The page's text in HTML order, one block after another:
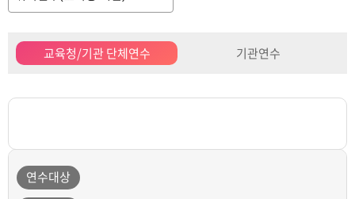
교육청/기관 단체연수 기관연수
연수대상